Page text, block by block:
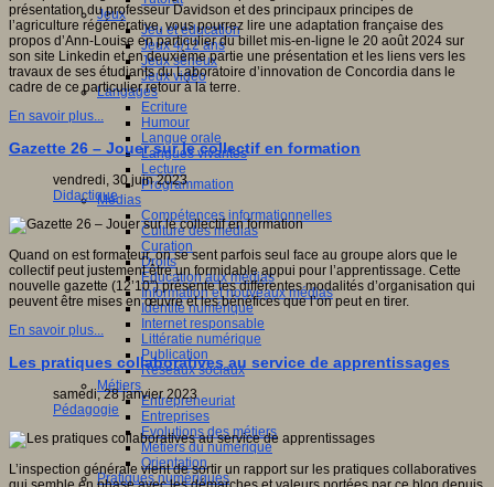
Jeux
Jeu et éducation
Jeux 4/12 ans
Jeux sérieux
Jeux vidéo
Langages
Ecriture
Humour
Langue orale
Langues vivantes
Lecture
Programmation
Médias
Compétences informationnelles
Culture des médias
Curation
Droits
Education aux médias
Information et nouveaux médias
Identité numérique
Internet responsable
Littératie numérique
Publication
Réseaux sociaux
Métiers
Entrepreneuriat
Entreprises
Evolutions des métiers
Métiers du numérique
Orientation
Pratiques numériques
présentation du professeur Davidson et des principaux principes de
l’agriculture régénérative, vous pourrez lire une adaptation française des
propos d’Ann-Louise en particulier du billet mis-en-ligne le 20 août 2024 sur
son site Linkedin et en deuxième partie une présentation et les liens vers les
travaux de ses étudiants du Laboratoire d’innovation de Concordia dans le
cadre de ce particulier retour à la terre.
En savoir plus...
Gazette 26 – Jouer sur le collectif en formation
vendredi, 30 juin 2023
Didactique
Quand on est formateur, on se sent parfois seul face au groupe alors que le
collectif peut justement être un formidable appui pour l’apprentissage. Cette
nouvelle gazette (12’10”) présente les différentes modalités d’organisation qui
peuvent être mises en œuvre et les bénéfices que l’on peut en tirer.
En savoir plus...
Les pratiques collaboratives au service de apprentissages
samedi, 28 janvier 2023
Pédagogie
L’inspection générale vient de sortir un rapport sur les pratiques collaboratives